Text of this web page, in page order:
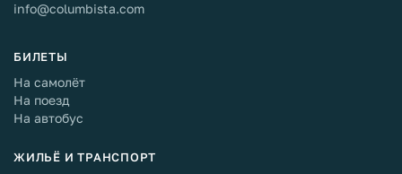
info@columbista.com
БИЛЕТЫ
На самолёт
На поезд
На автобус
ЖИЛЬЁ И ТРАНСПОРТ